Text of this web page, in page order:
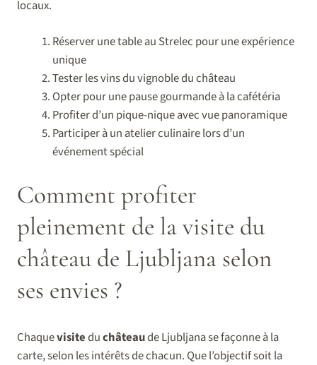
locaux.
Réserver une table au Strelec pour une expérience
unique
Tester les vins du vignoble du château
Opter pour une pause gourmande à la cafétéria
Profiter d’un pique-nique avec vue panoramique
Participer à un atelier culinaire lors d’un
événement spécial
Comment profiter
pleinement de la visite du
château de Ljubljana selon
ses envies ?
Chaquevisiteduchâteaude Ljubljana se façonne à la
carte, selon les intérêts de chacun. Que l’objectif soit la